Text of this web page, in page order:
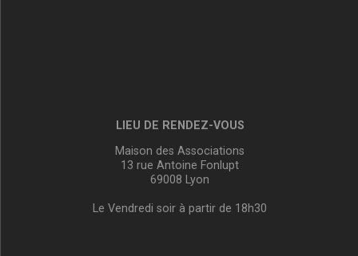
LIEU DE RENDEZ-VOUS
Maison des Associations
13 rue Antoine Fonlupt
69008 Lyon
Le Vendredi soir à partir de 18h30